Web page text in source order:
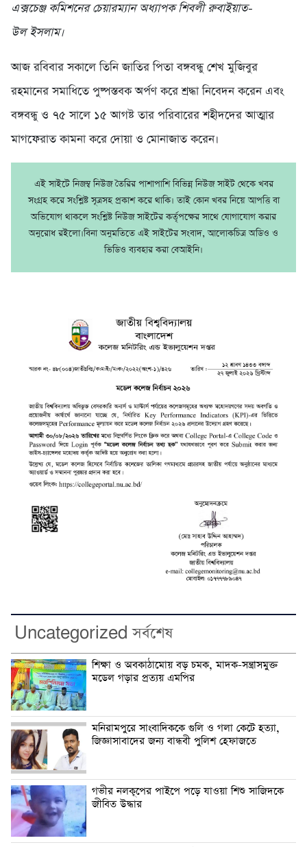
এক্সচেঞ্জ কমিশনের চেয়ারম্যান অধ্যাপক শিবলী রুবাইয়াত-
উল ইসলাম।
আজ রবিবার সকালে তিনি জাতির পিতা বঙ্গবন্ধু শেখ মুজিবুর
রহমানের সমাধিতে পুষ্পস্তবক অর্পণ করে শ্রদ্ধা নিবেদন করেন এবং
বঙ্গবন্ধু ও ৭৫ সালে ১৫ আগষ্ট তার পরিবারের শহীদদের আত্মার
মাগফেরাত কামনা করে দোয়া ও মোনাজাত করেন।
এই সাইটে নিজম্ব নিউজ তৈরির পাশাপাশি বিভিন্ন নিউজ সাইট থেকে খবর
সংগ্রহ করে সংশ্লিষ্ট সূত্রসহ প্রকাশ করে থাকি। তাই কোন খবর নিয়ে আপত্তি বা
অভিযোগ থাকলে সংশ্লিষ্ট নিউজ সাইটের কর্তৃপক্ষের সাথে যোগাযোগ করার
অনুরোধ রইলো।বিনা অনুমতিতে এই সাইটের সংবাদ, আলোকচিত্র অডিও ও
ভিডিও ব্যবহার করা বেআইনি।
Uncategorized সর্বশেষ
শিক্ষা ও অবকাঠামোয় বড় চমক, মাদক-সন্ত্রাসমুক্ত
মডেল গড়ার প্রত্যয় এমপির
মনিরামপুরে সাংবাদিককে গুলি ও গলা কেটে হত্যা,
জিজ্ঞাসাবাদের জন্য বান্ধবী পুলিশ হেফাজতে
গভীর নলকূপের পাইপে পড়ে যাওয়া শিশু সাজিদকে
জীবিত উদ্ধার